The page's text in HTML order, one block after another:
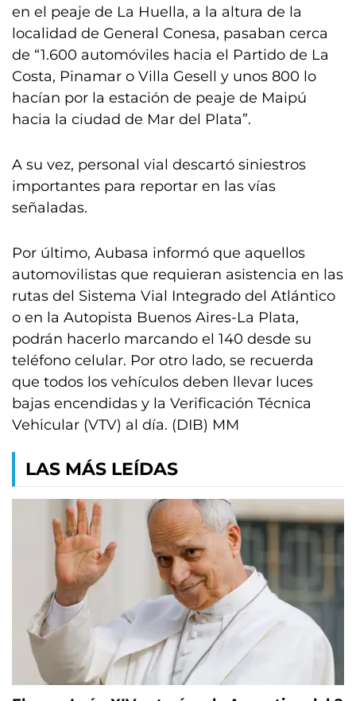
en el peaje de La Huella, a la altura de la
localidad de General Conesa, pasaban cerca
de “1.600 automóviles hacia el Partido de La
Costa, Pinamar o Villa Gesell y unos 800 lo
hacían por la estación de peaje de Maipú
hacia la ciudad de Mar del Plata”.
A su vez, personal vial descartó siniestros
importantes para reportar en las vías
señaladas.
Por último, Aubasa informó que aquellos
automovilistas que requieran asistencia en las
rutas del Sistema Vial Integrado del Atlántico
o en la Autopista Buenos Aires-La Plata,
podrán hacerlo marcando el 140 desde su
teléfono celular. Por otro lado, se recuerda
que todos los vehículos deben llevar luces
bajas encendidas y la Verificación Técnica
Vehicular (VTV) al día. (DIB) MM
LAS MÁS LEÍDAS